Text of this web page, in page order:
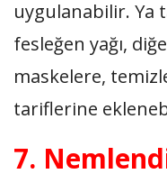
uygulanabilir. Ya
fesleğen yağı,
maskelere,
tariflerine
7.